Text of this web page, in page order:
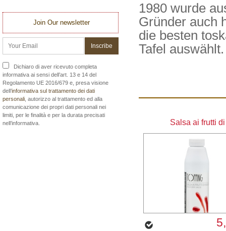
Join Our newsletter
Dichiaro di aver ricevuto completa
informativa ai sensi dell’art. 13 e 14 del
Regolamento UE 2016/679 e, presa visione
dell’informativa sul trattamento dei dati
personali , autorizzo al trattamento ed alla
comunicazione dei propri dati personali nei
limiti, per le finalità e per la durata precisati
nell’informativa.
1980 wurde
Gründer auch
die besten
Tafel auswählt.
Salsa ai frutti